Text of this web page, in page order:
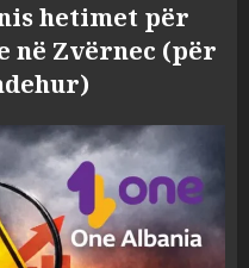
hetimet për
në Zvërnec (për